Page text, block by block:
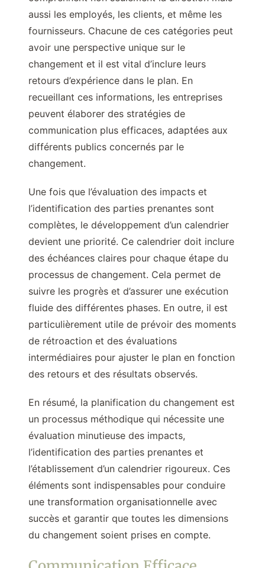
aussi les employés, les clients, et même les
fournisseurs. Chacune de ces catégories peut
avoir une perspective unique sur le
changement et il est vital d’inclure leurs
retours d’expérience dans le plan. En
recueillant ces informations, les entreprises
peuvent élaborer des stratégies de
communication plus efficaces, adaptées aux
différents publics concernés par le
changement.
Une fois que l’évaluation des impacts et
l’identification des parties prenantes sont
complètes, le développement d’un calendrier
devient une priorité. Ce calendrier doit inclure
des échéances claires pour chaque étape du
processus de changement. Cela permet de
suivre les progrès et d’assurer une exécution
fluide des différentes phases. En outre, il est
particulièrement utile de prévoir des moments
de rétroaction et des évaluations
intermédiaires pour ajuster le plan en fonction
des retours et des résultats observés.
En résumé, la planification du changement est
un processus méthodique qui nécessite une
évaluation minutieuse des impacts,
l’identification des parties prenantes et
l’établissement d’un calendrier rigoureux. Ces
éléments sont indispensables pour conduire
une transformation organisationnelle avec
succès et garantir que toutes les dimensions
du changement soient prises en compte.